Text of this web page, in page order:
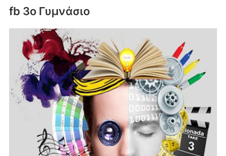
fb 3ο Γυμνάσιο